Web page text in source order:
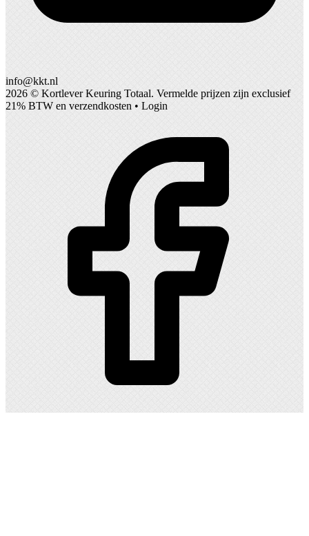
info@kkt.nl
2026 © Kortlever Keuring Totaal. Vermelde prijzen zijn exclusief
21% BTW en verzendkosten • Login